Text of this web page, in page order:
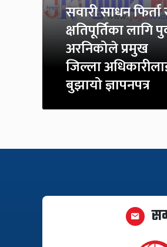
सवारी साधन फिर्ता
क्षतिपूर्तिका लागि
अरनिकोले प्रमुख
जिल्ला
बुझायो ज्ञापनपत्र